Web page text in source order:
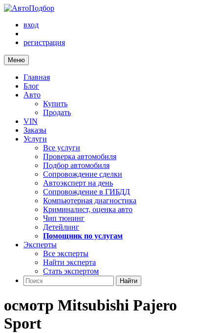
вход
регистрация
Меню
Главная
Блог
Авто
Купить
Продать
VIN
Заказы
Услуги
Все услуги
Проверка автомобиля
Подбор автомобиля
Сопровождение сделки
Автоэксперт на день
Сопровождение в ГИБДД
Компьютерная диагностика
Криминалист, оценка авто
Чип тюнинг
Детейлинг
Помощник по услугам
Эксперты
Все эксперты
Найти эксперта
Стать экспертом
Найти
осмотр Mitsubishi Pajero
Sport